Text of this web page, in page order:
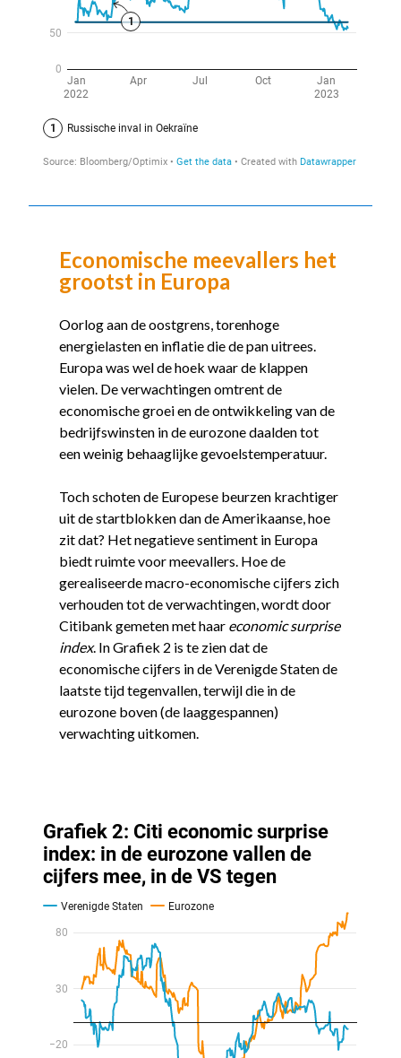
Economische meevallers het
grootst in Europa
Oorlog aan de oostgrens, torenhoge
energielasten en inflatie die de pan uitrees.
Europa was wel de hoek waar de klappen
vielen. De verwachtingen omtrent de
economische groei en de ontwikkeling van de
bedrijfswinsten in de eurozone daalden tot
een weinig behaaglijke gevoelstemperatuur.
Toch schoten de Europese beurzen krachtiger
uit de startblokken dan de Amerikaanse, hoe
zit dat? Het negatieve sentiment in Europa
biedt ruimte voor meevallers. Hoe de
gerealiseerde macro-economische cijfers zich
verhouden tot de verwachtingen, wordt door
Citibank gemeten met haar economic surprise
index. In Grafiek 2 is te zien dat de
economische cijfers in de Verenigde Staten de
laatste tijd tegenvallen, terwijl die in de
eurozone boven (de laaggespannen)
verwachting uitkomen.